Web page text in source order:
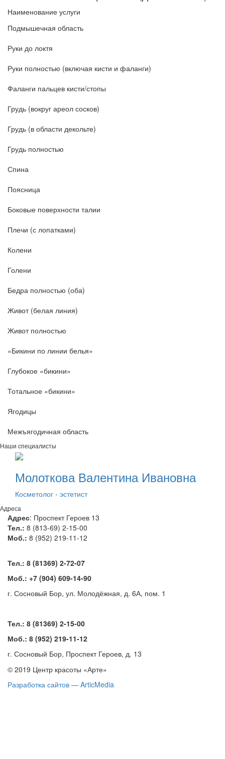
Наименование услуги
Подмышечная область
Руки до локтя
Руки полностью (включая кисти и фаланги)
Фаланги пальцев кисти/стопы
Грудь (вокруг ареол сосков)
Грудь (в области декольте)
Грудь полностью
Спина
Поясница
Боковые поверхности талии
Плечи (с лопатками)
Колени
Голени
Бедра полностью (оба)
Живот (белая линия)
Живот полностью
«Бикини по линии белья»
Глубокое «бикини»
Тотальное «бикини»
Ягодицы
Межъягодичная область
Наши специалисты
Молоткова Валентина Ивановна
Косметолог - эстетист
Адреса
Адрес: Проспект Героев 13
Тел.: 8 (813-69) 2-15-00
Моб.: 8 (952) 219-11-12
Тел.: 8 (81369) 2-72-07
Моб.: +7 (904) 609-14-90
г. Сосновый Бор, ул. Молодёжная, д. 6А, пом. 1
Тел.: 8 (81369) 2-15-00
Моб.: 8 (952) 219-11-12
г. Сосновый Бор, Проспект Героев, д. 13
© 2019 Центр красоты «Арте»
Разработка сайтов — ArticMedia